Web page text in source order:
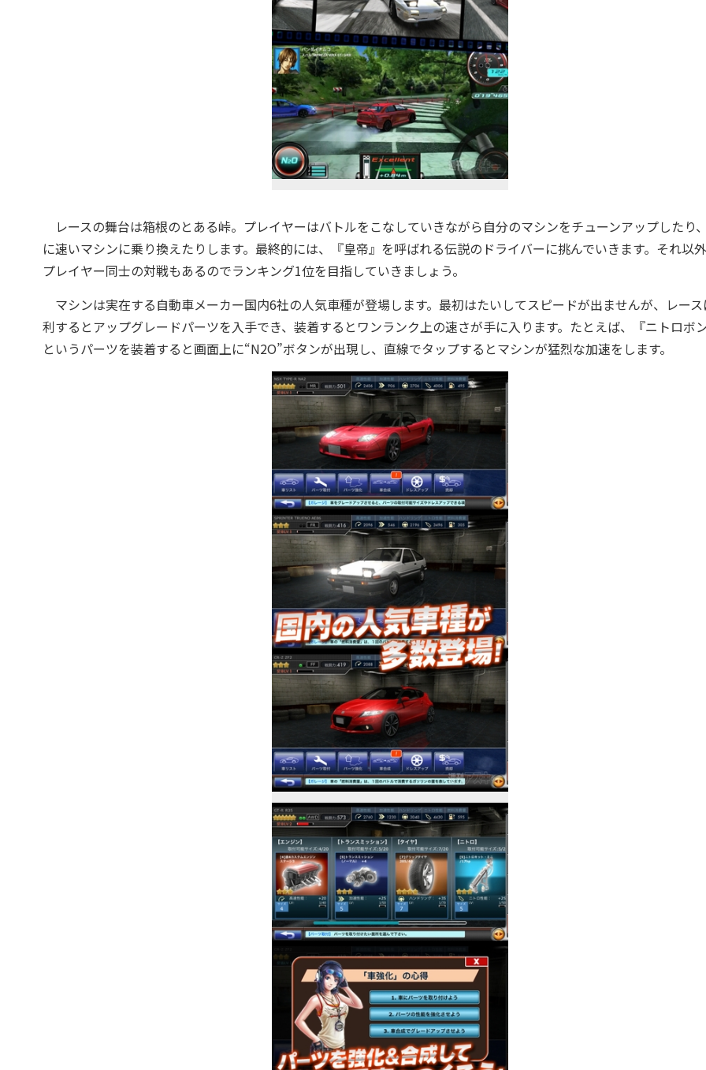
レースの舞台は箱根のとある峠。プレイヤーはバトルをこなしていきながら自分のマシンをチューンアップしたり
に速いマシンに乗り換えたりします。最終的には、『皇帝』を呼ばれる伝説のドライバーに挑んでいきます。それ以外
プレイヤー同士の対戦もあるのでランキング1位を目指していきましょう。
マシンは実在する自動車メーカー国内6社の人気車種が登場します。最初はたいしてスピードが出ませんが、レー
利するとアップグレードパーツを入手でき、装着するとワンランク上の速さが手に入ります。たとえば、『ニトロボン
というパーツを装着すると画面上に“N2O”ボタンが出現し、直線でタップするとマシンが猛烈な加速をします。